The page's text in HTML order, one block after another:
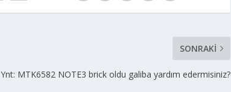
SONRAKI
Ynt: MTK6582 NOTE3 brick oldu galiba yardım edermisiniz?